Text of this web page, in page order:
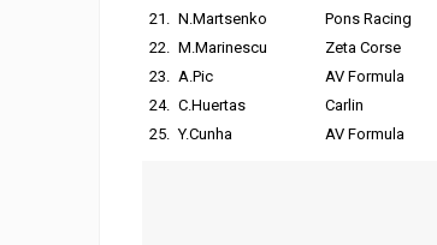
21. N.Martsenko Pons Racing
22. M.Marinescu Zeta Corse
23. A.Pic AV Formula
24. C.Huertas Carlin
25. Y.Cunha AV Formula